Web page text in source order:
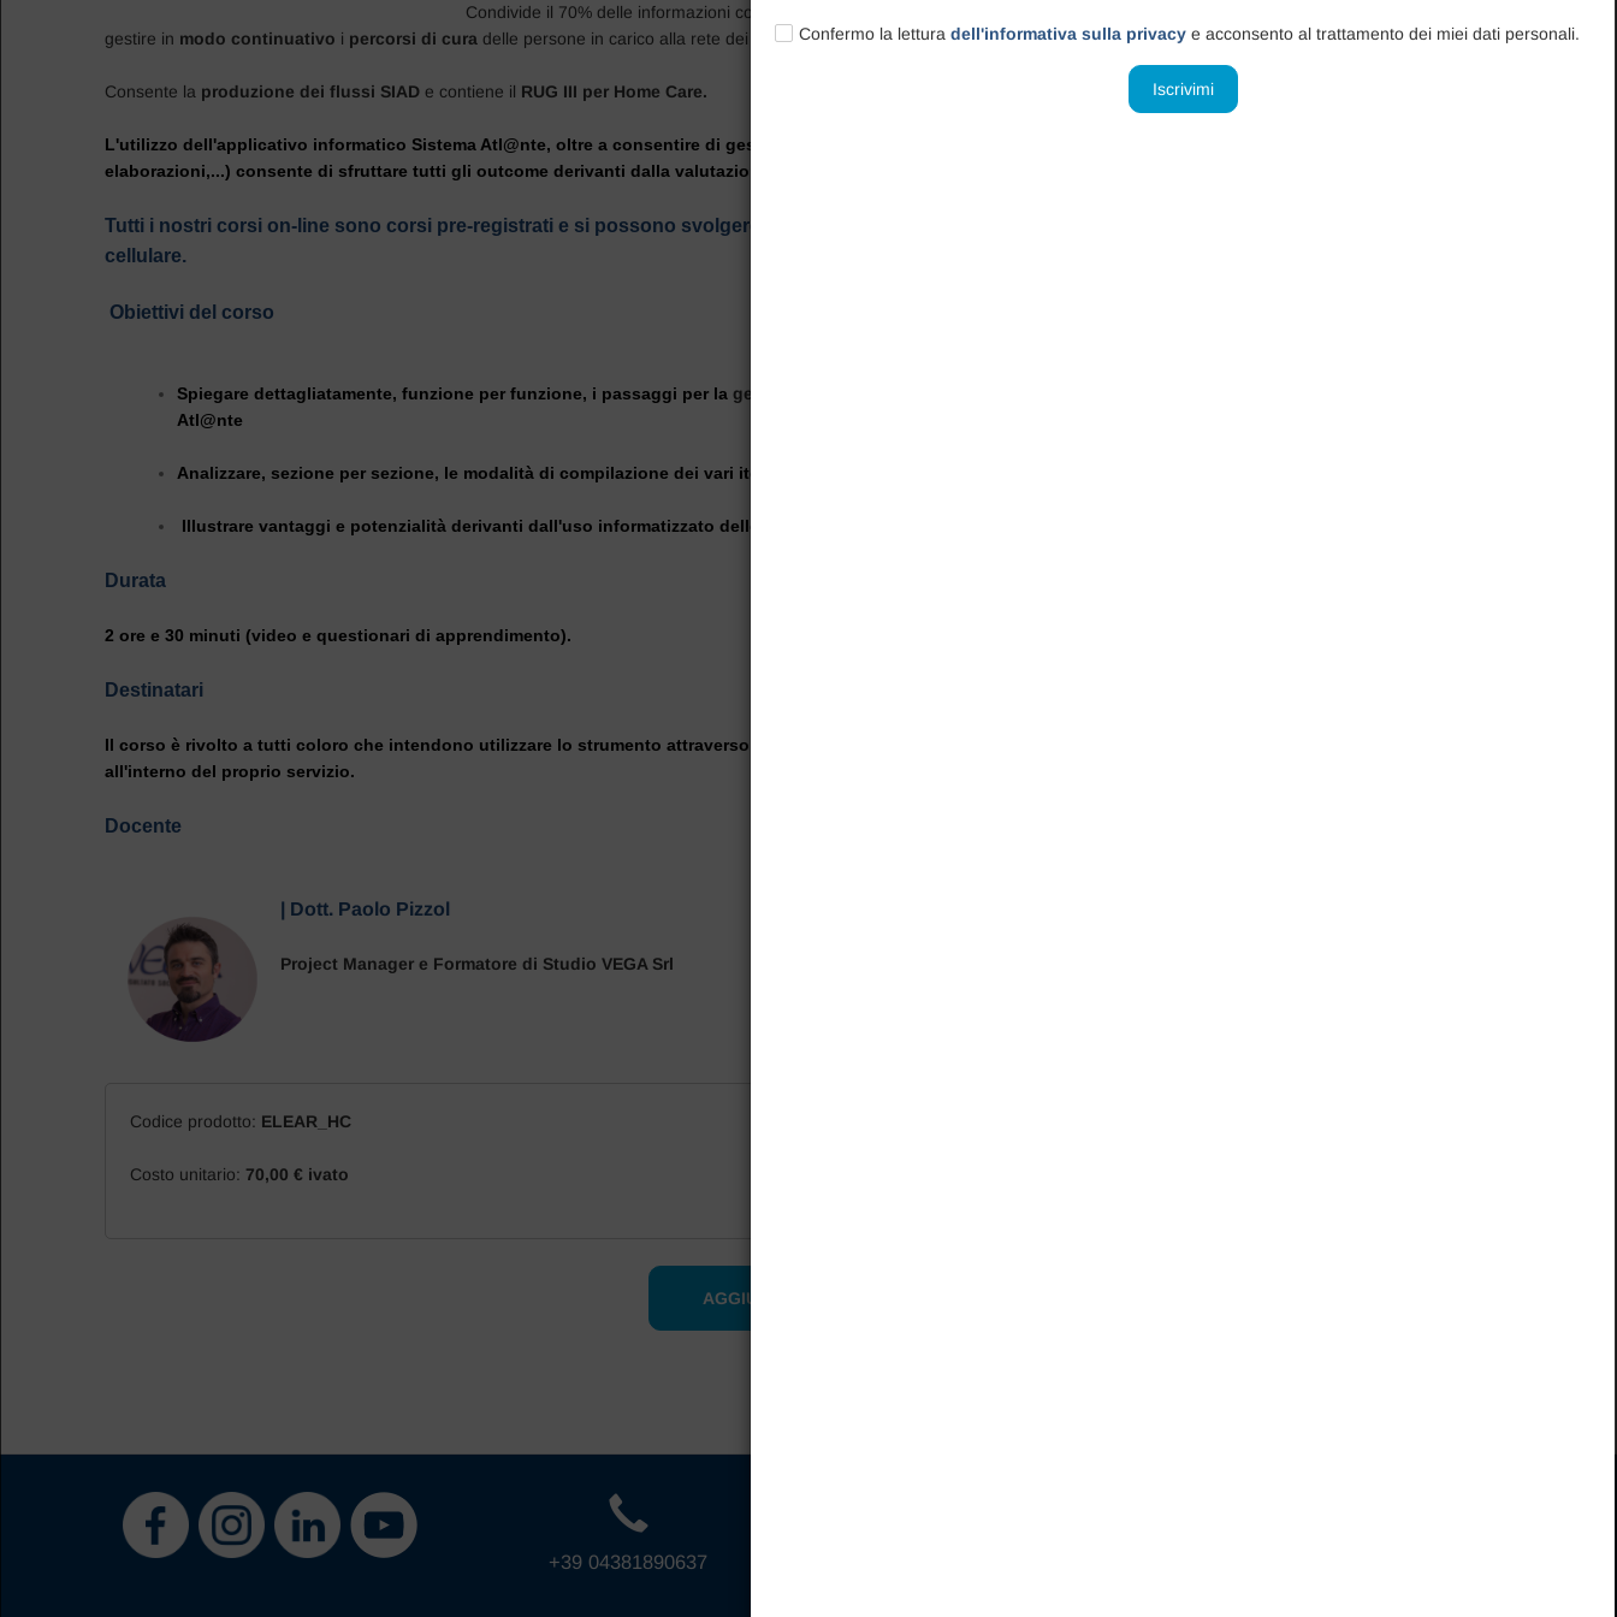
Confermo la lettura dell'informativa sulla privacy e acconsento al trattamento dei miei dati personali.
Condivide il 70% delle informazioni con
gestire in modo continuativo i percorsi di cura delle persone in carico alla rete dei servizi.
Consente la produzione dei flussi SIAD e contiene il RUG III per Home Care.
L'utilizzo dell'applicativo informatico Sistema Atl@nte, oltre a consentire di gestire la presa in carico e le informazioni collegate (persone di riferimento, stampe, filtri,
elaborazioni,...) consente di sfruttare tutti gli outcome derivanti dalla valutazione con interRAI in modo ottimale.
Tutti i nostri corsi on-line sono corsi pre-registrati e si possono svolgere in qualsiasi momento e a qualsiasi ora del giorno\notte utilizzando un pc\tablet o
cellulare.
Obiettivi del corso
Spiegare dettagliatamente, funzione per funzione, i passaggi per la gestione dei percorsi di Cure Domiciliari
Atl@nte
Analizzare, sezione per sezione, le modalità di compilazione dei vari item dello strumento interRAI Home Care ed apprendere le modalità per la rivalutazione
Illustrare vantaggi e potenzialità derivanti dall'uso informatizzato dello strumento interRAI
Durata
2 ore e 30 minuti (video e questionari di apprendimento).
Destinatari
Il corso è rivolto a tutti coloro che intendono utilizzare lo strumento attraverso l'applicativo informatico Sistema Atl@nte in modo da sfruttarne a pieno tutte le potenzialità
all'interno del proprio servizio.
Docente
| Dott. Paolo Pizzol
Project Manager e Formatore di Studio VEGA Srl
Codice prodotto: ELEAR_HC
Costo unitario: 70,00 € ivato
+39 04381890637